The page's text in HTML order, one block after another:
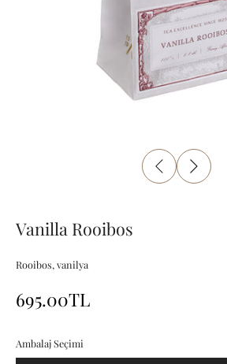
Vanilla Rooibos
Rooibos, vanilya
695.00TL
Ambalaj Seçimi